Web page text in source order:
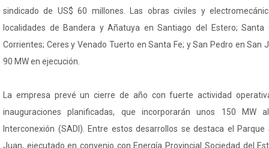
sindicado de US$ 60 millones. Las obras civiles y
localidades de Bandera y Añatuya en Santiago del Estero;
Corrientes; Ceres y Venado Tuerto en Santa Fe; y San Pedro en San
90 MW en ejecución.
La empresa prevé un cierre de año con fuerte actividad
inauguraciones planificadas, que incorporarán unos 150 MW
Interconexión (SADI). Entre estos desarrollos se destaca el
Juan, ejecutado en convenio con Energía Provincial Sociedad del